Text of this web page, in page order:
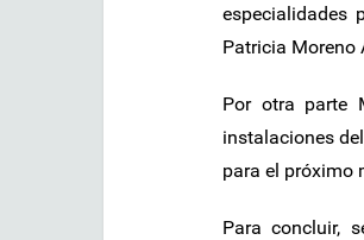
especialidades
Patricia Moreno
Por otra parte
instalaciones
para el próximo
Para concluir,